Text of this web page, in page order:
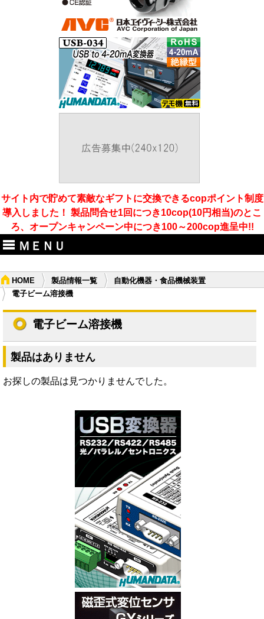
サイト内で貯めて素敵なギフトに交換できるcopポイント制度
導入しました！ 製品問合せ1回につき10cop(10円相当)のとこ
ろ、オープンキャンペーン中につき100～200cop進呈中!!
ＭＥＮＵ
HOME 製品情報一覧
自動化機器・食品機械装置
電子ビーム溶接機
電子ビーム溶接機
製品はありません
お探しの製品は見つかりませんでした。